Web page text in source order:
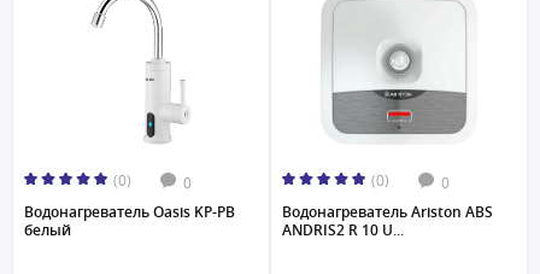
(0) 0
Водонагреватель Oasis KP-PB
белый
(0) 0
Водонагреватель Ariston ABS
ANDRIS2 R 10 U...